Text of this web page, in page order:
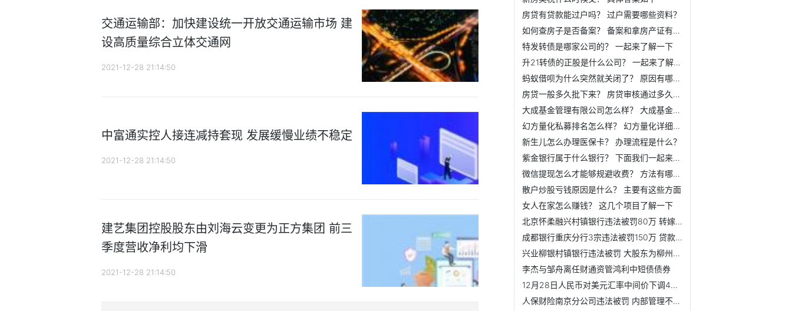
交通运输部：加快建设统一开放交通运输市场 建
设高质量综合立体交通网
2021-12-28 21:14:50
中富通实控人接连减持套现 发展缓慢业绩不稳定
2021-12-28 21:14:50
建艺集团控股股东由刘海云变更为正方集团 前三
季度营收净利均下滑
2021-12-28 21:14:50
房贷有贷款能过户吗？ 过户需要哪些资料？
如何查房子是否备案？ 备案和拿房产证有什么区别？
特发转债是哪家公司的？ 一起来了解一下
升21转债的正股是什么公司？ 一起来了解一下
蚂蚁借呗为什么突然就关闭了？ 原因有哪些？
房贷一般多久批下来？ 房贷审核通过多久放款？
大成基金管理有限公司怎么样？ 大成基金详细介绍
幻方量化私募排名怎么样？ 幻方量化详细介绍
新生儿怎么办理医保卡？ 办理流程是什么？
紫金银行属于什么银行？ 下面我们一起来了解一下
微信提现怎么才能够规避收费？ 方法有哪些？
散户炒股亏钱原因是什么？ 主要有这些方面
女人在家怎么赚钱？ 这几个项目了解一下
北京怀柔融兴村镇银行违法被罚80万 转嫁押品评估费等
成都银行重庆分行3宗违法被罚150万 贷款"三查"不严等
兴业柳银村镇银行违法被罚 大股东为柳州银行
李杰与邹舟离任财通资管鸿利中短债债券
12月28日人民币对美元汇率中间价下调42个基点
人保财险南京分公司违法被罚 内部管理不到位